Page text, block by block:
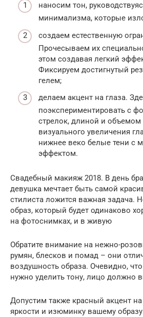
наносим тон,
минимализма, которые
создаем естественную
Прочесываем их
этом создавая легкий
Фиксируем достигнутый
гелем;
делаем акцент на глаза.
поэкспериментировать с
стрелок, длиной и объемом
визуального увеличения
нижнее веко белые тени с
эффектом.
Свадебный макияж 2018. В день
девушка мечтает быть самой
стилиста ложится важная задача.
образ, который будет одинаково
на фотоснимках, и в живую
Обратите внимание на нежно-
румян, блесков и помад – они
воздушность образа. Очевидно,
нужно уделить тону, лицо должно
Допустим также красный акцент на
яркости и изюминку вашему